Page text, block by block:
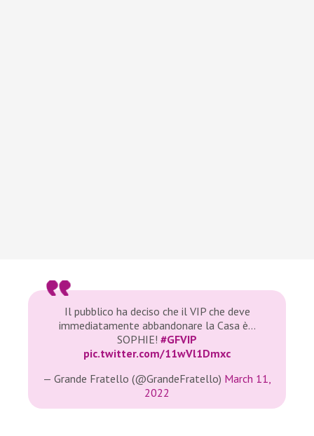
Il pubblico ha deciso che il VIP che deve
immediatamente abbandonare la Casa è…
SOPHIE! #GFVIP
pic.twitter.com/11wVl1Dmxc
— Grande Fratello (@GrandeFratello) March 11,
2022